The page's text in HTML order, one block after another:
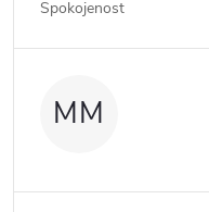
Spokojenost
MM